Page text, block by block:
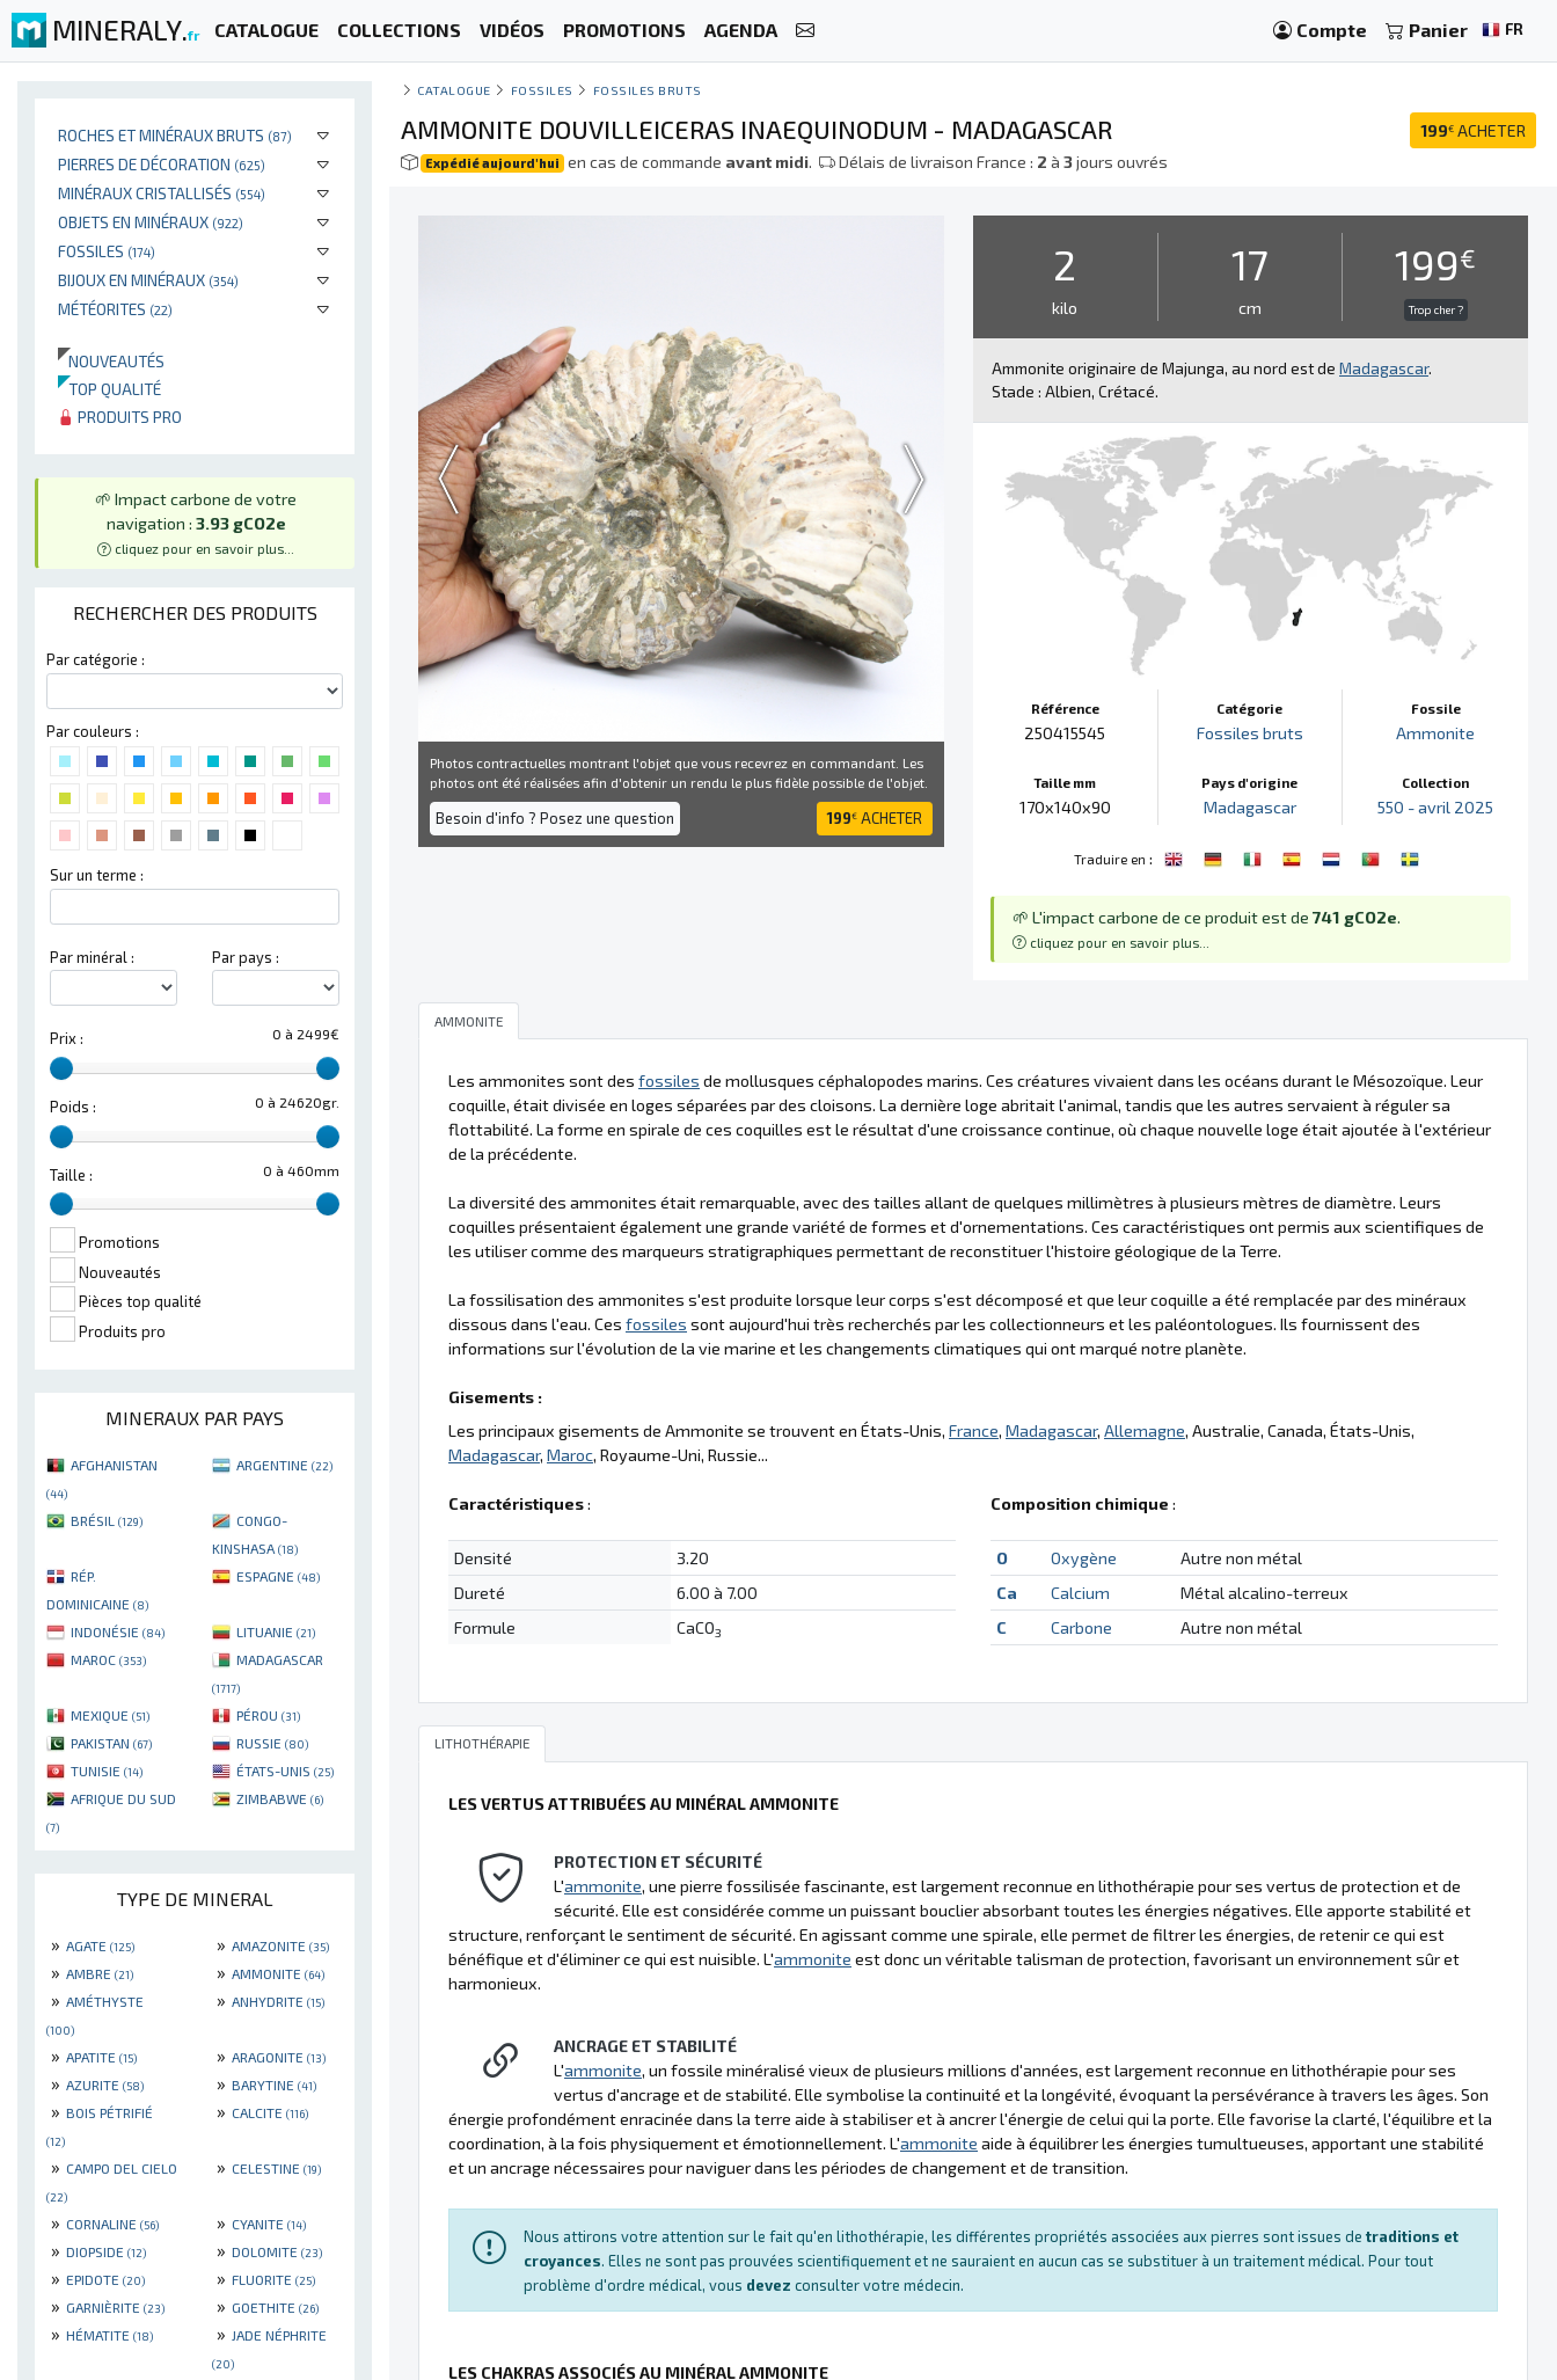
MINERALY.fr CATALOGUE COLLECTIONS VIDÉOS PROMOTIONS AGENDA Compte Panier FR
ROCHES ET MINÉRAUX BRUTS (87)
PIERRES DE DÉCORATION (625)
MINÉRAUX CRISTALLISÉS (554)
OBJETS EN MINÉRAUX (922)
FOSSILES (174)
BIJOUX EN MINÉRAUX (354)
MÉTÉORITES (22)
NOUVEAUTÉS
TOP QUALITÉ
PRODUITS PRO
🌱 Impact carbone de votre
navigation : 3.93 gCO2e
cliquez pour en savoir plus...
RECHERCHER DES PRODUITS
Par catégorie :
Par couleurs :
Sur un terme :
Par minéral : Par pays :
0 à 2499€
Prix :
0 à 24620gr.
Poids :
0 à 460mm
Taille :
Promotions
Nouveautés
Pièces top qualité
Produits pro
MINERAUX PAR PAYS
AFGHANISTAN
(44)
ARGENTINE (22)
BRÉSIL (129)
CONGO-
KINSHASA (18)
RÉP.
DOMINICAINE (8)
ESPAGNE (48)
INDONÉSIE (84) LITUANIE (21)
MAROC (353) MADAGASCAR
(1717)
MEXIQUE (51) PÉROU (31)
PAKISTAN (67) RUSSIE (80)
TUNISIE (14) ÉTATS-UNIS (25)
AFRIQUE DU SUD
(7)
ZIMBABWE (6)
TYPE DE MINERAL
» AGATE (125) » AMAZONITE (35)
» AMBRE (21) » AMMONITE (64)
» AMÉTHYSTE
(100)
» ANHYDRITE (15)
» APATITE (15) » ARAGONITE (13)
» AZURITE (58) » BARYTINE (41)
» BOIS PÉTRIFIÉ
(12)
» CALCITE (116)
» CAMPO DEL CIELO
(22)
» CELESTINE (19)
» CORNALINE (56) » CYANITE (14)
» DIOPSIDE (12) » DOLOMITE (23)
» EPIDOTE (20) » FLUORITE (25)
» GARNIÈRITE (23) » GOETHITE (26)
» HÉMATITE (18) » JADE NÉPHRITE
(20)
CATALOGUE FOSSILES FOSSILES BRUTS
199€ ACHETER
AMMONITE DOUVILLEICERAS INAEQUINODUM - MADAGASCAR
Expédié aujourd'hui en cas de commande avant midi. Délais de livraison France : 2 à3jours ouvrés
Photos contractuelles montrant l'objet que vous recevrez en commandant. Les
photos ont été réalisées afin d'obtenir un rendu le plus fidèle possible de l'objet.
Besoin d'info ? Posez une question 199€ ACHETER
2
kilo
17
cm
199€
Trop cher ?
Ammonite originaire de Majunga, au nord est de Madagascar.
Stade : Albien, Crétacé.
Référence
250415545
Taille mm
170x140x90
Catégorie
Fossiles bruts
Pays d'origine
Madagascar
Fossile
Ammonite
Collection
550 - avril 2025
Traduire en :
🌱 L'impact carbone de ce produit est de 741 gCO2e.
cliquez pour en savoir plus...
AMMONITE
Les ammonites sont des fossiles de mollusques céphalopodes marins. Ces créatures vivaient dans les océans durant le Mésozoïque. Leur
coquille, était divisée en loges séparées par des cloisons. La dernière loge abritait l'animal, tandis que les autres servaient à réguler sa
flottabilité. La forme en spirale de ces coquilles est le résultat d'une croissance continue, où chaque nouvelle loge était ajoutée à l'extérieur
de la précédente.
La diversité des ammonites était remarquable, avec des tailles allant de quelques millimètres à plusieurs mètres de diamètre. Leurs
coquilles présentaient également une grande variété de formes et d'ornementations. Ces caractéristiques ont permis aux scientifiques de
les utiliser comme des marqueurs stratigraphiques permettant de reconstituer l'histoire géologique de la Terre.
La fossilisation des ammonites s'est produite lorsque leur corps s'est décomposé et que leur coquille a été remplacée par des minéraux
dissous dans l'eau. Ces fossiles sont aujourd'hui très recherchés par les collectionneurs et les paléontologues. Ils fournissent des
informations sur l'évolution de la vie marine et les changements climatiques qui ont marqué notre planète.
Gisements :
Les principaux gisements de Ammonite se trouvent en États-Unis, France, Madagascar, Allemagne, Australie, Canada, États-Unis,
Madagascar, Maroc, Royaume-Uni, Russie...
Caractéristiques:
Densité
3.20
Dureté
6.00 à 7.00
Formule
CaCO3
Composition chimique :
O Oxygène
Autre non métal
Ca
Calcium
Métal alcalino-terreux
C
Carbone Autre non métal
LITHOTHÉRAPIE
LES VERTUS ATTRIBUÉES AU MINÉRAL AMMONITE
PROTECTION ET SÉCURITÉ
L'ammonite, une pierre fossilisée fascinante, est largement reconnue en lithothérapie pour ses vertus de protection et de
sécurité. Elle est considérée comme un puissant bouclier absorbant toutes les énergies négatives. Elle apporte stabilité et
structure, renforçant le sentiment de sécurité. En agissant comme une spirale, elle permet de filtrer les énergies, de retenir ce qui est
bénéfique et d'éliminer ce qui est nuisible. L'ammonite est donc un véritable talisman de protection, favorisant un environnement sûr et
harmonieux.
ANCRAGE ET STABILITÉ
L'ammonite, un fossile minéralisé vieux de plusieurs millions d'années, est largement reconnue en lithothérapie pour ses
vertus d'ancrage et de stabilité. Elle symbolise la continuité et la longévité, évoquant la persévérance à travers les âges. Son
énergie profondément enracinée dans la terre aide à stabiliser et à ancrer l'énergie de celui qui la porte. Elle favorise la clarté, l'équilibre et la
coordination, à la fois physiquement et émotionnellement. L'ammonite aide à équilibrer les énergies tumultueuses, apportant une stabilité
et un ancrage nécessaires pour naviguer dans les périodes de changement et de transition.
Nous attirons votre attention sur le fait qu'en lithothérapie, les différentes propriétés associées aux pierres sont issues de traditions et
croyances. Elles ne sont pas prouvées scientifiquement et ne sauraient en aucun cas se substituer à un traitement médical. Pour tout
problème d'ordre médical, vous devez consulter votre médecin.
LES CHAKRAS ASSOCIÉS AU MINÉRAL AMMONITE